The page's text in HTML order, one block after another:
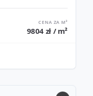
CENA ZA M²
9804 zł / m²